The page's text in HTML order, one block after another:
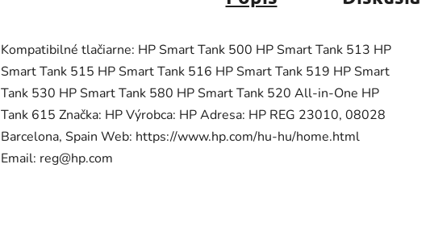
Kompatibilné tlačiarne: HP Smart Tank 500 HP Smart Tank 513 HP
Smart Tank 515 HP Smart Tank 516 HP Smart Tank 519 HP Smart
Tank 530 HP Smart Tank 580 HP Smart Tank 520 All-in-One HP
Tank 615 Značka: HP Výrobca: HP Adresa: HP REG 23010, 08028
Barcelona, Spain Web: https://www.hp.com/hu-hu/home.html
Email: reg@hp.com